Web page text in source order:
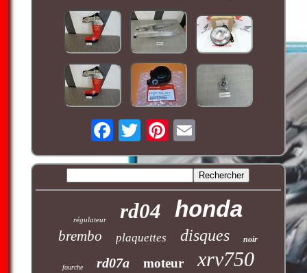
régulateur rd04 honda
brembo plaquettes disques noir
fourche rd07a moteur xrv750